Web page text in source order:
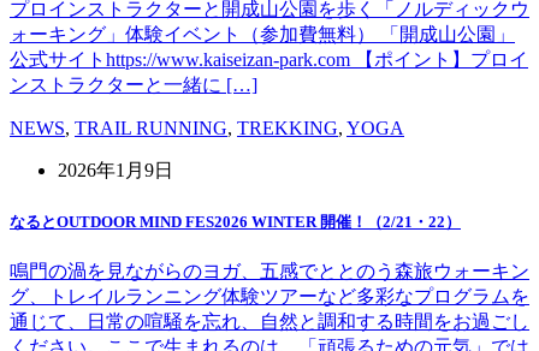
プロインストラクターと開成山公園を歩く「ノルディックウ
ォーキング」体験イベント（参加費無料） 「開成山公園」
公式サイトhttps://www.kaiseizan-park.com 【ポイント】プロイ
ンストラクターと一緒に […]
NEWS, TRAIL RUNNING, TREKKING, YOGA
2026年1月9日
なるとOUTDOOR MIND FES2026 WINTER 開催！（2/21・22）
鳴門の渦を見ながらのヨガ、五感でととのう森旅ウォーキン
グ、トレイルランニング体験ツアーなど多彩なプログラムを
通じて、日常の喧騒を忘れ、自然と調和する時間をお過ごし
ください。ここで生まれるのは、「頑張るための元気」では